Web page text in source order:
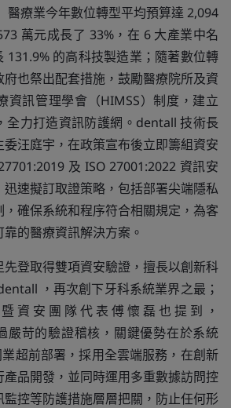
醫療業今年數位轉型平均預算達 2,094
萬元成長了 33%，在 6 大產業中名
131.9% 的高科技製造業；隨著數位轉
也祭出配套措施，鼓勵醫療院所及資
資訊管理學會（HIMSS）制度，建立
全力打造資訊防護網。dentall 技術長
汪庭宇，在政策宣布後立即籌組資安
及 ISO 27001:2022 資訊安
速擬訂取證策略，包括部署尖端隱私
確保系統和程序符合相關規定，為客
的醫療資訊解決方案。
登取得雙項資安驗證，擅長以創新科
，再次創下牙科系統業界之最；
資安團隊代表傅懷磊也提到，
嚴苛的驗證稽核，關鍵優勢在於系統
超前部署，採用全雲端服務，在創新
品開發，並同時運用多重數據訪問控
控等防護措施層層把關，防止任何形